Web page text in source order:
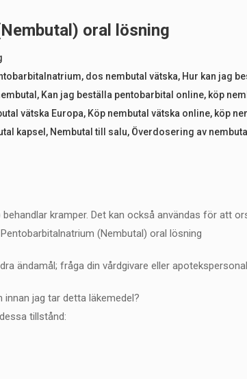
oral lösning
, dos nembutal vätska, Hur kan jag
, Kan jag beställa pentobarbital online, köp
vätska Europa, Köp nembutal vätska online, köp
kapsel , Nembutal till salu, Överdosering av
behandlar kramper. Det kan också användas för att
(Nembutal) oral lösning
ändamål; fråga din vårdgivare eller
jag tar detta läkemedel?
tillstånd: